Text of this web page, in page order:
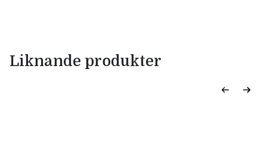
Liknande produkter